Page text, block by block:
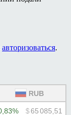
авторизоваться.